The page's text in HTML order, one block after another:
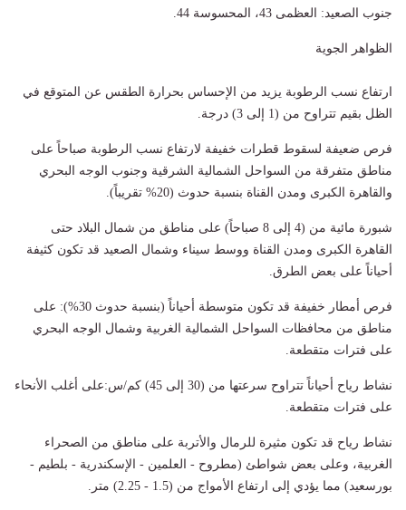
جنوب الصعيد: العظمى 43، المحسوسة 44.
الظواهر الجوية
​ارتفاع نسب الرطوبة يزيد من الإحساس بحرارة الطقس عن المتوقع في
الظل بقيم تتراوح من (1 إلى 3) درجة.
​فرص ضعيفة لسقوط قطرات خفيفة لارتفاع نسب الرطوبة صباحاً على
مناطق متفرقة من السواحل الشمالية الشرقية وجنوب الوجه البحري
والقاهرة الكبرى ومدن القناة بنسبة حدوث (20% تقريباً).
​شبورة مائية من (4 إلى 8 صباحاً) على مناطق من شمال البلاد حتى
القاهرة الكبرى ومدن القناة ووسط سيناء وشمال الصعيد قد تكون كثيفة
أحياناً على بعض الطرق.
​فرص أمطار خفيفة قد تكون متوسطة أحياناً (بنسبة حدوث 30%): على
مناطق من محافظات السواحل الشمالية الغربية وشمال الوجه البحري
على فترات متقطعة.
​نشاط رياح أحياناً تتراوح سرعتها من (30 إلى 45) كم/س:​على أغلب الأنحاء
على فترات متقطعة.
نشاط رياح ​قد تكون مثيرة للرمال والأتربة على مناطق من الصحراء
الغربية، و​على بعض شواطئ (مطروح - العلمين - الإسكندرية - بلطيم -
بورسعيد) مما يؤدي إلى ارتفاع الأمواج من (1.5 - 2.25) متر.